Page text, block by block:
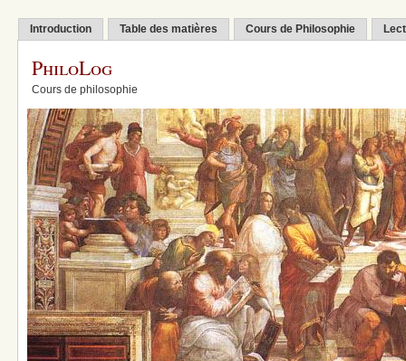
Introduction Table des matières Cours de Philosophie
PhiloLog
Cours de philosophie